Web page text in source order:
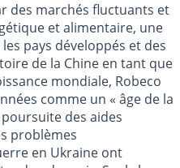
des marchés fluctuants et
et alimentaire, une
pays développés et des
de la Chine en tant que
mondiale, Robeco
comme un « âge de la
des aides
problèmes
en Ukraine ont